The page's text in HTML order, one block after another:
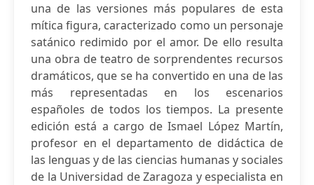
una de las versiones más populares de esta
mítica figura, caracterizado como un personaje
satánico redimido por el amor. De ello resulta
una obra de teatro de sorprendentes recursos
dramáticos, que se ha convertido en una de las
más representadas en los escenarios
españoles de todos los tiempos. La presente
edición está a cargo de Ismael López Martín,
profesor en el departamento de didáctica de
las lenguas y de las ciencias humanas y sociales
de la Universidad de Zaragoza y especialista en